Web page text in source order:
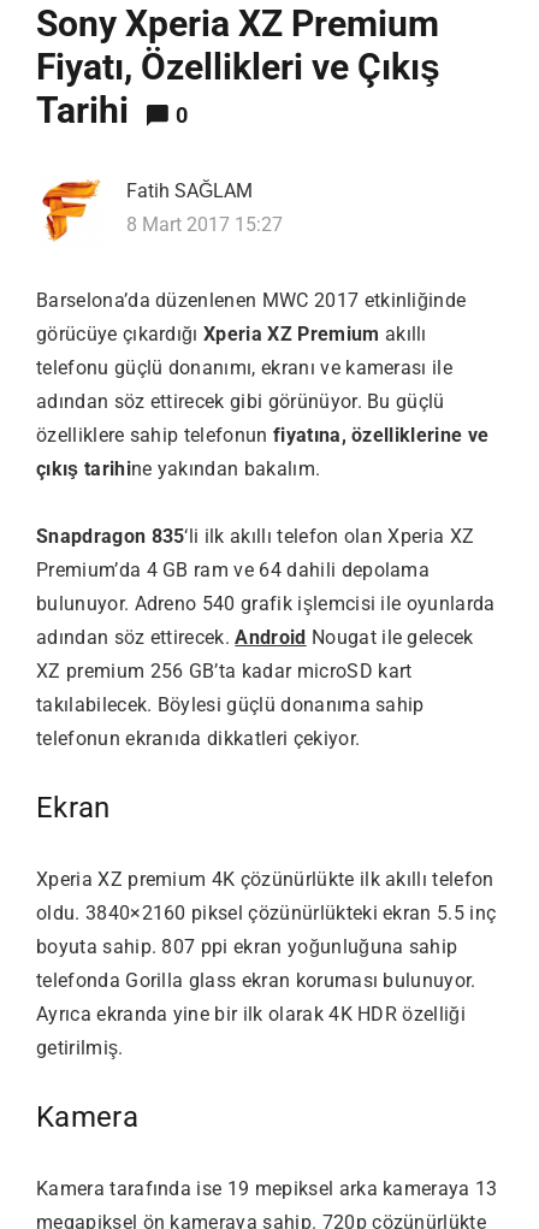
Sony Xperia XZ Premium
Fiyatı, Özellikleri ve Çıkış
Tarihi
0
Fatih SAĞLAM
8 Mart 2017 15:27
Barselona’da düzenlenen MWC 2017 etkinliğinde
görücüye çıkardığıXperia XZ Premium akıllı
telefonu güçlü donanımı, ekranı ve kamerası ile
adından söz ettirecek gibi görünüyor. Bu güçlü
özelliklere sahip telefonun fiyatına, özelliklerine ve
çıkış tarihine yakından bakalım.
Snapdragon 835‘li ilk akıllı telefon olan Xperia XZ
Premium’da 4 GB ram ve 64 dahili depolama
bulunuyor. Adreno 540 grafik işlemcisi ile oyunlarda
adından söz ettirecek.Android Nougat ile gelecek
XZ premium 256 GB’ta kadar microSD kart
takılabilecek. Böylesi güçlü donanıma sahip
telefonun ekranıda dikkatleri çekiyor.
Ekran
Xperia XZ premium 4K çözünürlükte ilk akıllı telefon
oldu. 3840×2160 piksel çözünürlükteki ekran 5.5 inç
boyuta sahip. 807 ppi ekran yoğunluğuna sahip
telefonda Gorilla glass ekran koruması bulunuyor.
Ayrıca ekranda yine bir ilk olarak 4K HDR özelliği
getirilmiş.
Kamera
Kamera tarafında ise 19 mepiksel arka kameraya 13
megapiksel ön kameraya sahip. 720p çözünürlükte